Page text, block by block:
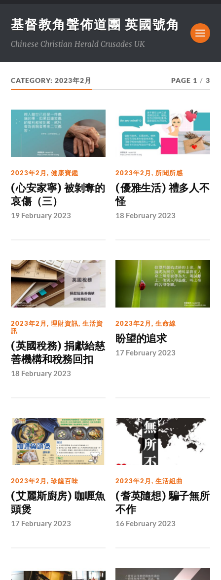
基督教角聲佈道團 英國號角
Chinese Christian Herald Crusades UK
CATEGORY:2023年2月 PAGE 1 / 3
2023年2月,健康寶鑑
(心安家寧) 被剝奪的
哀傷（三）
19 February 2023
2023年2月, 所聞所感
(優雅生活) 禮多人不
怪
18 February 2023
2023年2月,理財資訊,生活資
訊
(英國稅務) 捐獻給慈
善機構和稅務回扣
18 February 2023
2023年2月,生命線
盼望的追求
17 February 2023
2023年2月,珍饈百味
(艾麗斯廚房) 咖喱魚
頭煲
17 February 2023
2023年2月,生活組曲
(耆英隨想) 騙子無所
不作
16 February 2023